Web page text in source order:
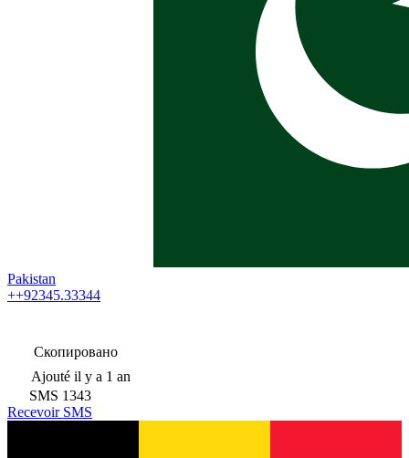
Pakistan
++92345.33344
Скопировано
Ajouté il y a 1 an
SMS 1343
Recevoir SMS